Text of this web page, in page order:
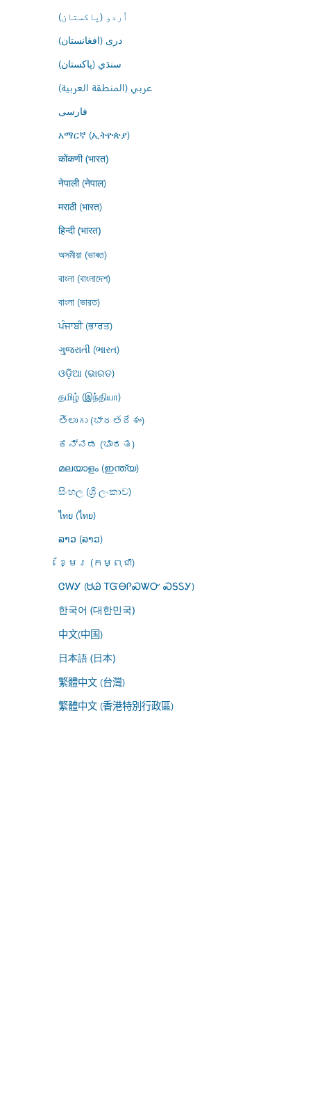
اُردو (پاکستان)
درى (افغانستان)
سنڌي (پاکستان)
عربي (المنطقة العربية)
فارسى
አማርኛ (ኢትዮጵያ)
कोंकणी (भारत)
नेपाली (नेपाल)
मराठी (भारत)
हिन्दी (भारत)
অসমীয়া (ভাৰত)
বাংলা (বাংলাদেশ)
বাংলা (ভারত)
ਪੰਜਾਬੀ (ਭਾਰਤ)
ગુજરાતી (ભારત)
ଓଡ଼ିଆ (ଭାରତ)
தமிழ் (இந்தியா)
తెలుగు (భారతదేశం)
ಕನ್ನಡ (ಭಾರತ)
മലയാളം (ഇന്ത്യ)
සිංහල (ශ්‍රී ලංකාව)
ไทย (ไทย)
ລາວ (ລາວ)
ខ្មែរ (កម្ពុជា)
ᏣᎳᎩ (ᏌᏊ ᎢᏳᎾᎵᏍᏔᏅ ᏍᎦᏚᎩ)
한국어 (대한민국)
中文(中国)
日本語 (日本)
繁體中文 (台灣)
繁體中文 (香港特別行政區)